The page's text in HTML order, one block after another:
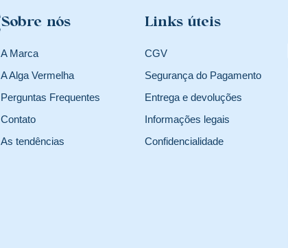
Sobre nós
A Marca
A Alga Vermelha
Perguntas Frequentes
Contato
As tendências
Links úteis
CGV
Segurança do Pagamento
Entrega e devoluções
Informações legais
Confidencialidade